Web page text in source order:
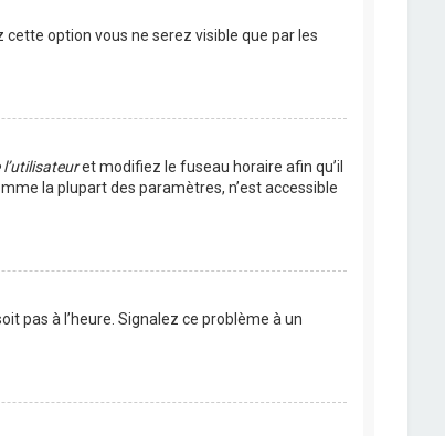
cette option vous ne serez visible que par les
et modifiez le fuseau horaire afin qu’il
la plupart des paramètres, n’est accessible
pas à l’heure. Signalez ce problème à un